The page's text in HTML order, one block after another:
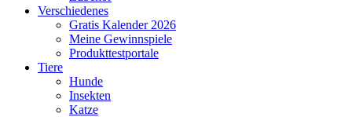
Verschiedenes
Gratis Kalender 2026
Meine Gewinnspiele
Produkttestportale
Tiere
Hunde
Insekten
Katze